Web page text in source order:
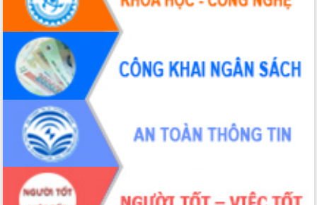
quốc phòng, quân sự địa phương năm
Đắk Lắk tập trung toàn lực khắc phục
tồn tại IUU, sẵn sàng làm việc với
Đoàn thanh tra EC
Chủ tịch UBND tỉnh Tạ Anh Tuấn thăm,
chúc mừng các bệnh viện nhân Ngày
Thầy thuốc Việt Nam
Rộn ràng lễ hội truyền thống Sông
nước Đà Nông lần thứ I năm 2026
Kỳ họp Chuyên đề lần thứ Năm, HĐND
tỉnh Đắk Lắk thông qua các nghị quyết
quan trọng